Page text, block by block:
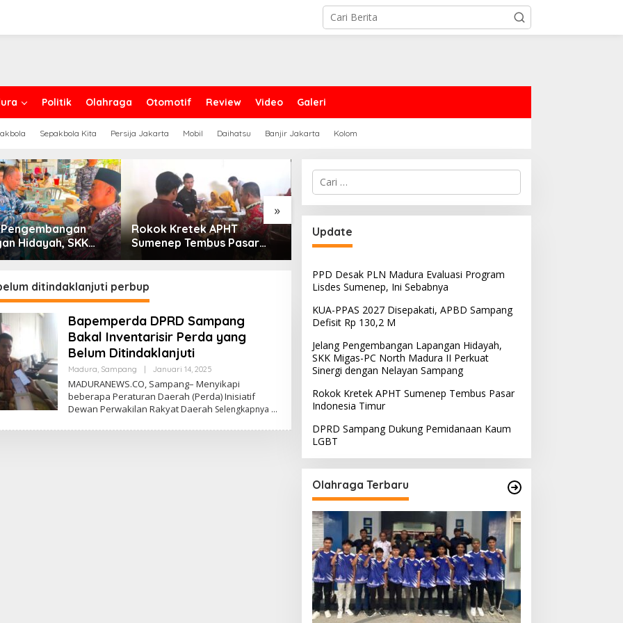
Politik Olahraga Otomotif Review Video Galeri
Sepakbola Kita Persija Jakarta Mobil Daihatsu Banjir Jakarta Kolom
»
Hidayah, SKK
North Madura II
Sampang
Rokok Kretek APHT
Sumenep Tembus Pasar
Indonesia Timur
DPRD Sampang Dukung
Pemidanaan Kaum LGBT
ditindaklanjuti perbup
Bapemperda DPRD Sampang
Bakal Inventarisir Perda yang
Belum Ditindaklanjuti
Madura, Sampang Januari 14, 2025Oleh
MADURANEWS.CO, Sampang– Menyikapi
beberapa Peraturan Daerah (Perda) Inisiatif
Dewan Perwakilan Rakyat Daerah Selengkapnya
Cari
untuk:
Update
PPD Desak PLN Madura Evaluasi Program
Lisdes Sumenep, Ini Sebabnya
KUA-PPAS 2027 Disepakati, APBD Sampang
Defisit Rp 130,2 M
Jelang Pengembangan Lapangan Hidayah,
SKK Migas-PC North Madura II Perkuat
Sinergi dengan Nelayan Sampang
Rokok Kretek APHT Sumenep Tembus Pasar
Indonesia Timur
DPRD Sampang Dukung Pemidanaan Kaum
LGBT
Olahraga Terbaru